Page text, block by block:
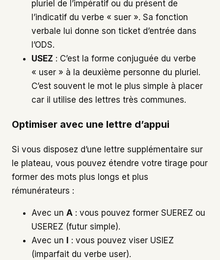
pluriel de l’impératif ou du présent de
l’indicatif du verbe « suer ». Sa fonction
verbale lui donne son ticket d’entrée dans
l’ODS.
USEZ : C’est la forme conjuguée du verbe
« user » à la deuxième personne du pluriel.
C’est souvent le mot le plus simple à placer
car il utilise des lettres très communes.
Optimiser avec une lettre d’appui
Si vous disposez d’une lettre supplémentaire sur
le plateau, vous pouvez étendre votre tirage pour
former des mots plus longs et plus
rémunérateurs :
Avec un A : vous pouvez former SUEREZ ou
USEREZ (futur simple).
Avec un
: vous pouvez viser USIEZ
(imparfait du verbe user).